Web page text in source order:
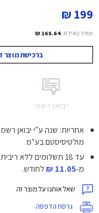
199 ₪
מחיר באילת: 168.64 ₪
ברכישת מוצר זה
יבואן רשמי
אחריות: שנה ע"י יבואן
מולטיסיסטם בע"מ
עד 18 תשלומים ללא ריבית.
מ-11.05 ₪ לחודש.
שאל אותנו על מוצר זה
גרסת הדפסה